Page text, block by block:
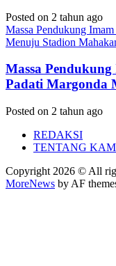
Posted on 2 tahun ago
Massa Pendukung
Menuju Stadion
Massa
Padati Margonda
Posted on 2 tahun ago
REDAKSI
TENTANG
Copyright 2026 © All
MoreNews by AF